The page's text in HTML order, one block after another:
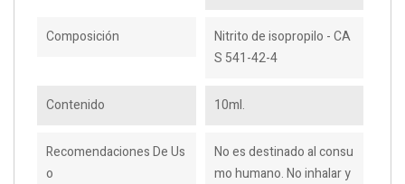
Composición
Nitrito de isopropilo - CA
S 541-42-4
Contenido 10ml.
Recomendaciones De Us
O
No es destinado al consu
mo humano. No inhalar y